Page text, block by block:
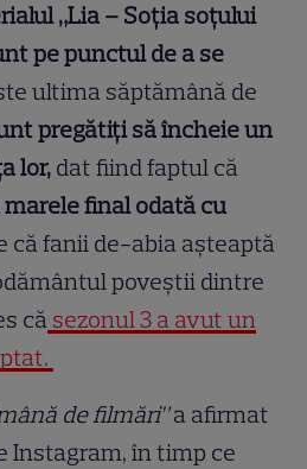
„Lia – Soţia soţului
pe punctul de a se
ultima săptămână de
pregătiți să încheie un
lor, dat fiind faptul că
final odată cu
că fanii de-abia așteaptă
poveștii dintre
că sezonul 3 a avut un
de filmări”a afirmat
Instagram, în timp ce